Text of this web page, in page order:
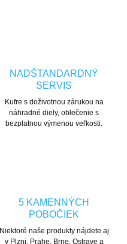
NADŠTANDARDNÝ
SERVIS
Kufre s doživotnou zárukou na
náhradné diely, oblečenie s
bezplatnou výmenou veľkosti.
5 KAMENNÝCH
POBOČIEK
Niektoré naše produkty nájdete aj
v Plzni, Prahe, Brne, Ostrave a